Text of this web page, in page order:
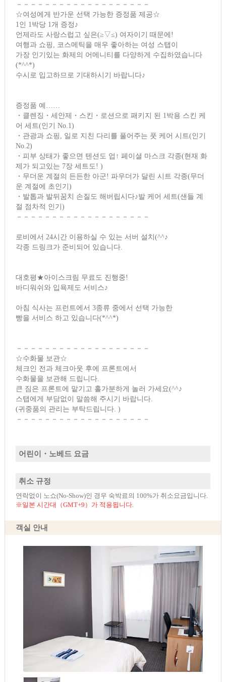
－－－－－－－－－－－－－－－－－－－
☆여성에게 반가운 선택 가능한 증정품 제공☆
1인 1박당 1개 증정♪
언제라도 사랑스럽고 싶은(≥▽≤) 여자이기 때문에!
여행과 쇼핑, 코스메틱을 매우 좋아하는 여성 스탭이
가장 인기있는 화제의 어메니티를 다양하게 수집하였습니다
(*^^*)
수시로 입고하므로 기대하시기 바랍니다♪
증정품 예……
・클렌징・세안제・스킨・로션으로 패키지 된 1박용 스킨 케
어 세트(인기 No.1)
・관광과 쇼핑, 일로 지친 다리를 풀어주는 풋 케어 시트(인기
No.2)
・피부 상태가 좋으면 텐션도 업↑ 페이셜 마스크 각종(현재 화
제가 되고있는 7장 세트도! )
・무더운 계절의 든든한 아군! 파우더가 달린 시트 각종(무더
운 계절에 초인기)
・발톱과 발뒤꿈치 손질도 해버립시다♪발 케어 세트(샌들 계
절 점차적 인기)
－－－－－－－－－－－－－－－－－－－
로비에서 24시간 이용하실 수 있는 서버 설치(^^♪
각종 드링크가 준비되어 있습니다.
대호평★아이스크림 무료도 진행중!
바디워쉬와 입욕제도 서비스♪
아침 식사는 프런트에서 3종류 중에서 선택 가능한
빵을 서비스 하고 있습니다(*^^*)
－－－－－－－－－－－－－－－－－－－
☆수화물 보관☆
체크인 전과 체크아웃 후에 프론트에서
수화물을 보관해 드립니다.
큰 짐은 프론트에 맡기고 홀가분하게 놀러 가세요(^^♪
스탭에게 부담없이 말씀해 주시기 바랍니다.
(귀중품의 관리는 부탁드립니다. )
－－－－－－－－－－－－－－－－－－－
어린이・노베드 요금
취소 규정
연락없이 노쇼(No-Show)인 경우 숙박료의 100%가 취소요금입니다.
※일본 시간대（GMT+9）가 적용됩니다.
객실 안내